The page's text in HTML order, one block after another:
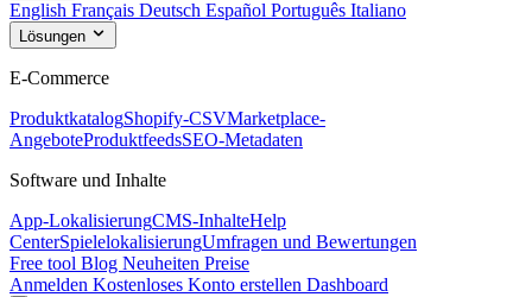
English Français Deutsch Español Português Italiano
Lösungen
E-Commerce
ProduktkatalogShopify-CSVMarketplace-
AngeboteProduktfeedsSEO-Metadaten
Software und Inhalte
App-LokalisierungCMS-InhalteHelp
CenterSpielelokalisierungUmfragen und Bewertungen
Free tool Blog Neuheiten Preise
Anmelden Kostenloses Konto erstellen Dashboard